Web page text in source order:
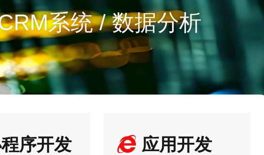
系统 / 数据分析
序开发 应用开发